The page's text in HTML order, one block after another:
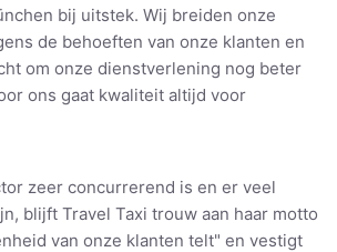
bij uitstek. Wij breiden onze
de behoeften van onze klanten en
om onze dienstverlening nog beter
ons gaat kwaliteit altijd voor
zeer concurrerend is en er veel
blijft Travel Taxi trouw aan haar motto
van onze klanten telt" en vestigt